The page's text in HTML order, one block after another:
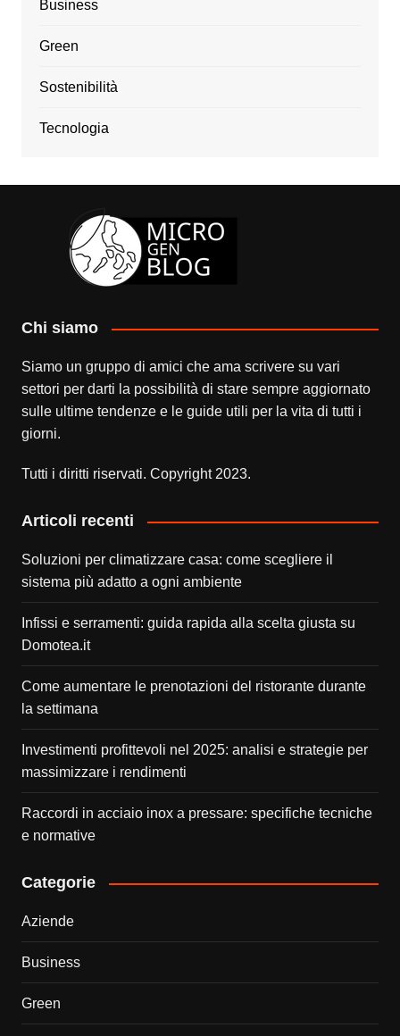
Business
Green
Sostenibilità
Tecnologia
Chi siamo
Siamo un gruppo di amici che ama scrivere su vari
settori per darti la possibilità di stare sempre aggiornato
sulle ultime tendenze e le guide utili per la vita di tutti i
giorni.
Tutti i diritti riservati. Copyright 2023.
Articoli recenti
Soluzioni per climatizzare casa: come scegliere il
sistema più adatto a ogni ambiente
Infissi e serramenti: guida rapida alla scelta giusta su
Domotea.it
Come aumentare le prenotazioni del ristorante durante
la settimana
Investimenti profittevoli nel 2025: analisi e strategie per
massimizzare i rendimenti
Raccordi in acciaio inox a pressare: specifiche tecniche
e normative
Categorie
Aziende
Business
Green